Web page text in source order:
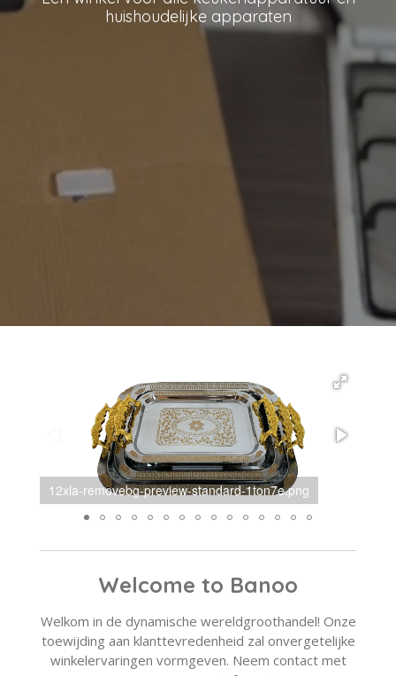
huishoudelijke apparaten
12xlb-removebg-preview-standard-bh16kn.png
Welcome to Banoo
Welkom in de dynamische wereldgroothandel! Onze
toewijding aan klanttevredenheid zal onvergetelijke
winkelervaringen vormgeven. Neem contact met